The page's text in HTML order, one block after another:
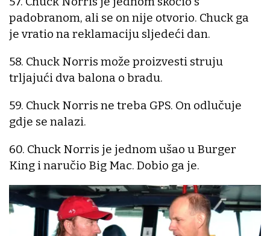
padobranom, ali se on nije otvorio. Chuck ga
je vratio na reklamaciju sljedeći dan.
58. Chuck Norris može proizvesti struju
trljajući dva balona o bradu.
59. Chuck Norris ne treba GPS. On odlučuje
gdje se nalazi.
60. Chuck Norris je jednom ušao u Burger
King i naručio Big Mac. Dobio ga je.